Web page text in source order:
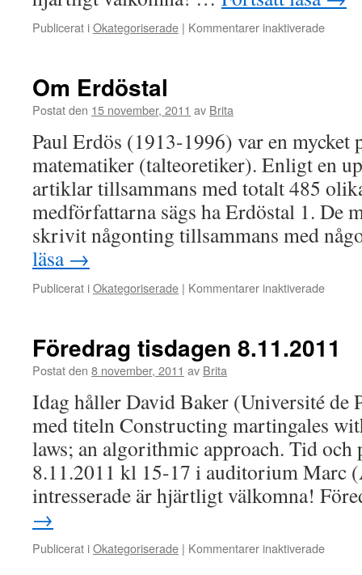
Publicerat iOkategoriserade | Kommentarer inaktiveradeför
Om Erdöstal
Postat den 15 november, 2011 av Brita
Paul Erdös (1913-1996) var en mycket
matematiker (talteoretiker). Enligt en
artiklar tillsammans med totalt 485
medförfattarna sägs ha Erdöstal 1. De
skrivit någonting tillsammans med
läsa →
Publicerat iOkategoriserade | Kommentarer inaktiveradeför
Föredrag tisdagen 8.11.2011
Postat den 8 november, 2011 av Brita
Idag håller David Baker (Université de
med titeln Constructing martingales
laws; an algorithmic approach. Tid och
8.11.2011 kl 15-17 i auditorium
intresserade är hjärtligt välkomna!
→
Publicerat iOkategoriserade | Kommentarer inaktiveradeför